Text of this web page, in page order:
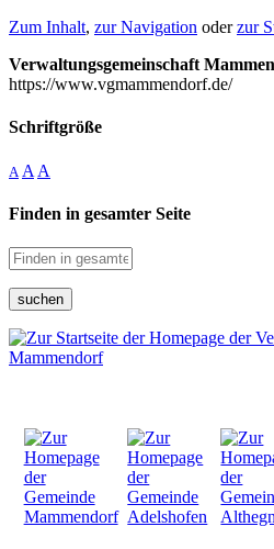
Zum Inhalt, zur Navigation oderzur
Verwaltungsgemeinschaft
https://www.vgmammendorf.de/
Schriftgröße
A A A
Finden in gesamter Seite
suchen